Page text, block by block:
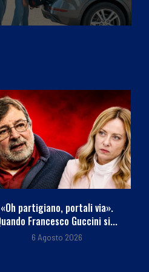
Sui monopattini arriva la
stangata dell’Antitrust: 2,7
milioni...